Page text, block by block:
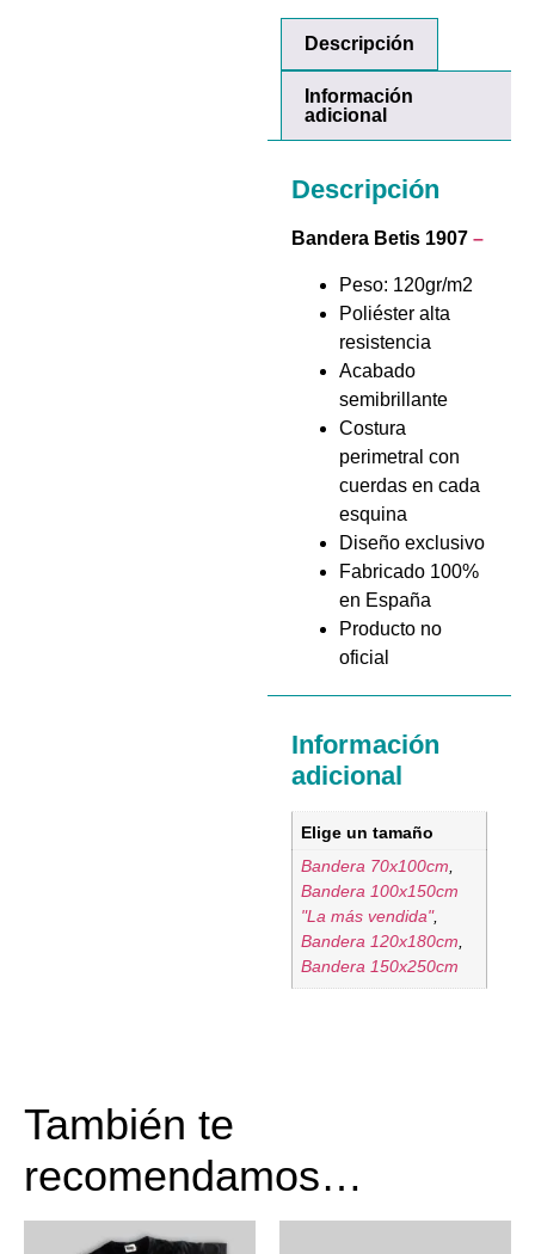
Descripción
Información
adicional
Descripción
Bandera Betis 1907 –
Peso: 120gr/m2
Poliéster alta
resistencia
Acabado
semibrillante
Costura
perimetral con
cuerdas en cada
esquina
Diseño exclusivo
Fabricado 100%
en España
Producto no
oficial
Información
adicional
Elige un tamaño
Bandera 70x100cm
Bandera 100x150cm
"La más vendida",
Bandera 120x180cm
Bandera 150x250cm
También te
recomendamos…